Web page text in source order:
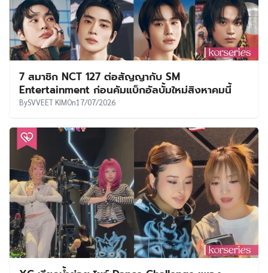
7 สมาชิก NCT 127 ต่อสัญญากับ SM
Entertainment ก่อนคัมแบ็กอัลบั้มใหม่สิงหาคมนี้
BySVVEET KIMOn17/07/2026